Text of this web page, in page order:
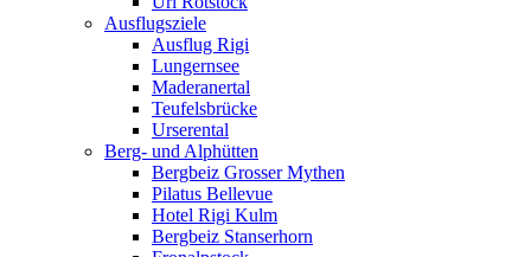
Ausflugsziele
Ausflug Rigi
Lungernsee
Maderanertal
Teufelsbrücke
Urserental
Berg- und Alphütten
Bergbeiz Grosser Mythen
Pilatus Bellevue
Hotel Rigi Kulm
Bergbeiz Stanserhorn